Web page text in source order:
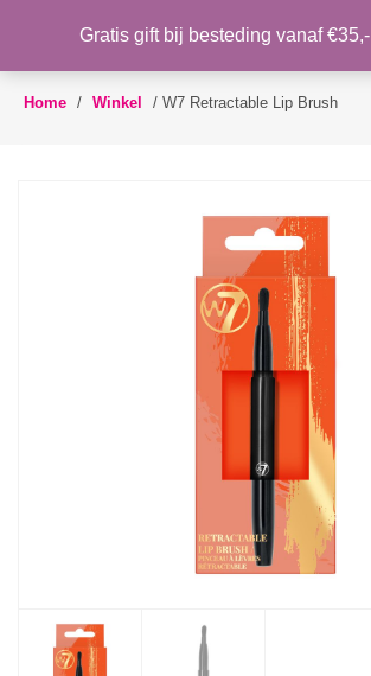
Toggle
WENSLIJST
Home / Winkel / W7 Retractable Lip Brush
Gratis gift bij besteding vanaf €35,-